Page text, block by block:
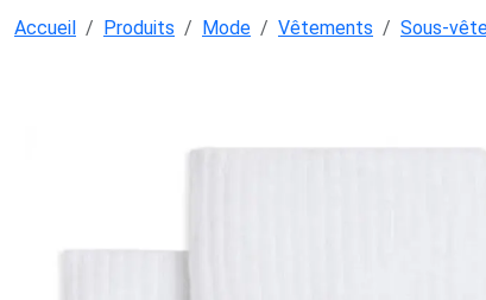
Accueil Produits Mode Vêtements Sous-